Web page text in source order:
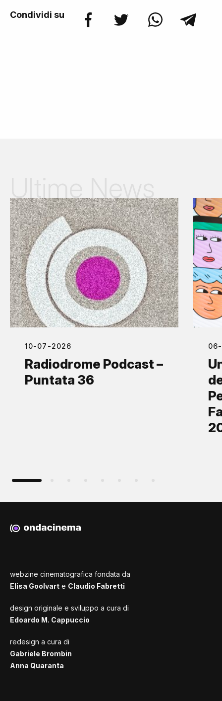
Condividi su
10-07-2026
Radiodrome Podcast –
Puntata 36
webzine cinematografica fondata da
Elisa Goolvart e Claudio Fabretti
design originale e sviluppo a cura di
Edoardo M. Cappuccio
redesign a cura di
Gabriele Brombin
Anna Quaranta